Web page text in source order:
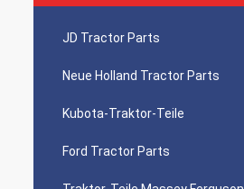
JD Tractor Parts
Neue Holland Tractor Parts
Kubota-Traktor-Teile
Ford Tractor Parts